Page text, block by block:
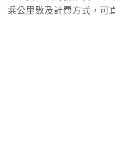
乘公里數及計費方式，可